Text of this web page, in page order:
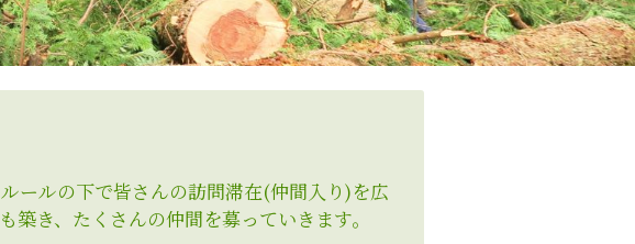
ールの下で皆さんの訪問滞在(仲間入り)を広
き、たくさんの仲間を募っていきます。